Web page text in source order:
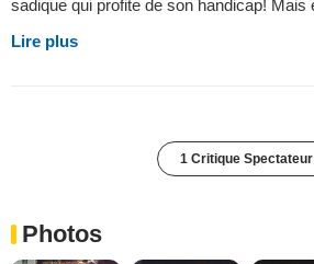
sadique qui profite de son handicap! Mais
Lire plus
1 Critique Spectateur
Photos